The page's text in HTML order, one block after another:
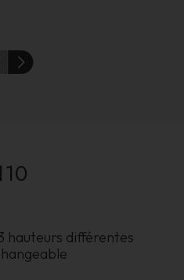
hauteurs différentes